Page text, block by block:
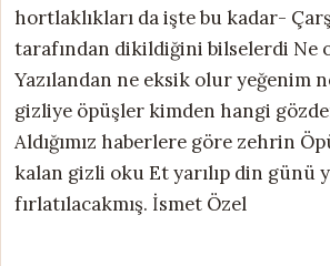
hortlaklıkları da işte bu kadar-
tarafından dikildiğini bilselerdi Ne
Yazılandan ne eksik olur yeğenim
gizliye öpüşler kimden hangi
Aldığımız haberlere göre zehrin
kalan gizli oku Et yarılıp din günü
fırlatılacakmış. İsmet Özel